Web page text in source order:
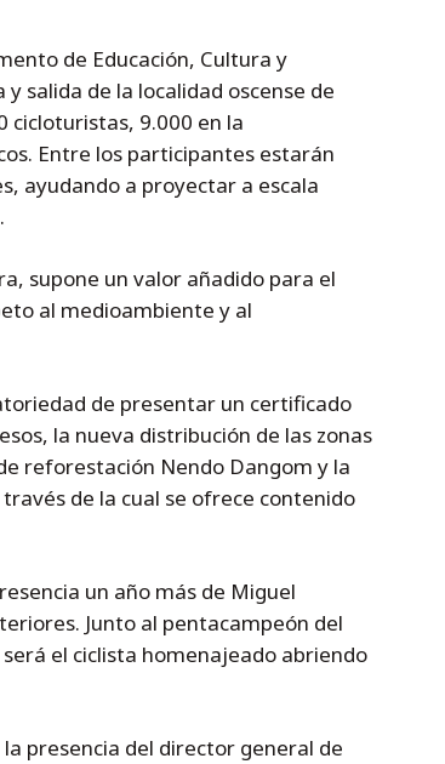
de Educación, Cultura y
salida de la localidad oscense de
cicloturistas, 9.000 en la
Entre los participantes estarán
ayudando a proyectar a escala
supone un valor añadido para el
al medioambiente y al
de presentar un certificado
la nueva distribución de las zonas
reforestación Nendo Dangom y la
de la cual se ofrece contenido
un año más de Miguel
Junto al pentacampeón del
el ciclista homenajeado abriendo
presencia del director general de